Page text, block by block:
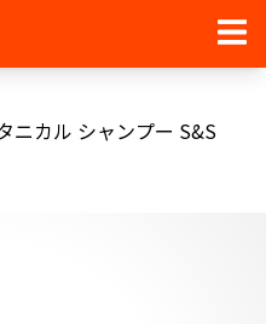
ニカル シャンプー S&S